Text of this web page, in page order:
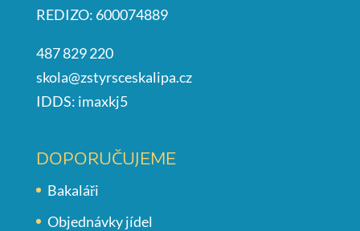
REDIZO: 600074889
487 829 220
skola@zstyrsceskalipa.cz
IDDS: imaxkj5
DOPORUČUJEME
Bakaláři
Objednávky jídel